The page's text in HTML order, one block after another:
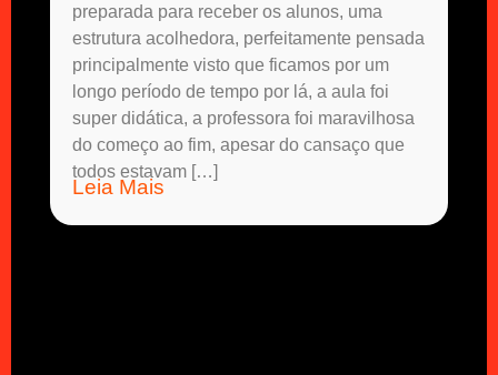
preparada para receber os alunos, uma
estrutura acolhedora, perfeitamente pensada
principalmente visto que ficamos por um
longo período de tempo por lá, a aula foi
super didática, a professora foi maravilhosa
do começo ao fim, apesar do cansaço que
todos estavam […]
Leia Mais